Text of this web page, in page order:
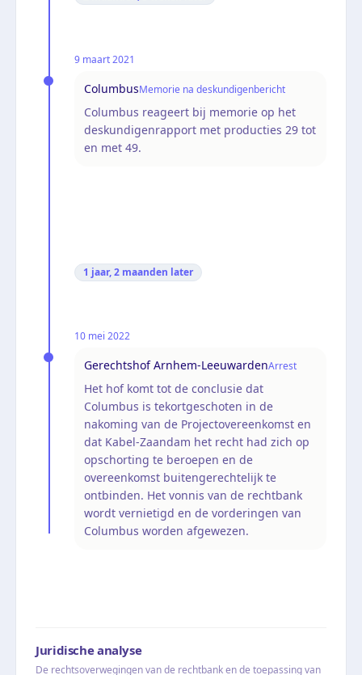
9 maart 2021
ColumbusMemorie na deskundigenbericht
Columbus reageert bij memorie op het
deskundigenrapport met producties 29 tot
en met 49.
1 jaar, 2 maanden later
10 mei 2022
Gerechtshof Arnhem-LeeuwardenArrest
Het hof komt tot de conclusie dat
Columbus is tekortgeschoten in de
nakoming van de Projectovereenkomst en
dat Kabel-Zaandam het recht had zich op
opschorting te beroepen en de
overeenkomst buitengerechtelijk te
ontbinden. Het vonnis van de rechtbank
wordt vernietigd en de vorderingen van
Columbus worden afgewezen.
Juridische analyse
De rechtsoverwegingen van de rechtbank en de toepassing van